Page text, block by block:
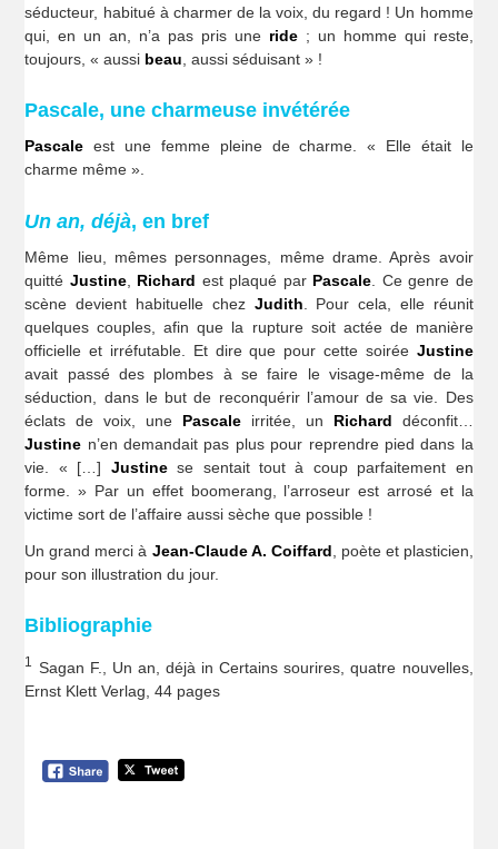
séducteur, habitué à charmer de la voix, du regard ! Un homme
qui, en un an, n’a pas pris une ride; un homme qui reste,
toujours, « aussi beau , aussi séduisant » !
Pascale, une charmeuse invétérée
Pascale est une femme pleine de charme. « Elle était le
charme même ».
Un an, déjà, en bref
Même lieu, mêmes personnages, même drame. Après avoir
quitté Justine, Richard est plaqué par Pascale . Ce genre de
scène devient habituelle chez Judith . Pour cela, elle réunit
quelques couples, afin que la rupture soit actée de manière
officielle et irréfutable. Et dire que pour cette soirée Justine
avait passé des plombes à se faire le visage-même de la
séduction, dans le but de reconquérir l’amour de sa vie. Des
éclats de voix, une Pascale irritée, un Richard déconfit…
Justine n’en demandait pas plus pour reprendre pied dans la
vie. « […] Justinese sentait tout à coup parfaitement en
forme. » Par un effet boomerang, l’arroseur est arrosé et la
victime sort de l’affaire aussi sèche que possible !
Un grand merci à Jean-Claude A. Coiffard , poète et plasticien,
pour son illustration du jour.
Bibliographie
1
Sagan F., Un an, déjà in Certains sourires, quatre nouvelles,
Ernst Klett Verlag, 44 pages